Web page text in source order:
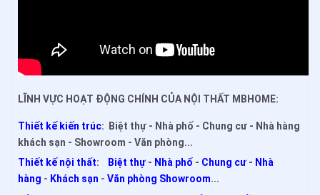
LĨNH VỰC HOẠT ĐỘNG CHÍNH CỦA NỘI THẤT MBHOME:
Thiết kế kiến trúc: Biệt thự - Nhà phố - Chung cư - Nhà hàng
khách sạn - Showroom - Văn phòng...
Thiết kế nội thất: Biệt thự - Nhà phố - Chung cư - Nhà
hàng - Khách sạn - Văn phòng Showroom...